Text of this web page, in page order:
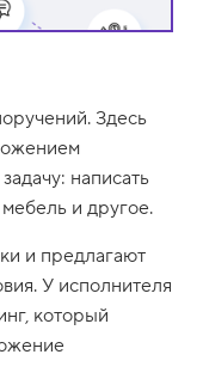
Здесь
написать
мебель и другое.
и предлагают
У исполнителя
который